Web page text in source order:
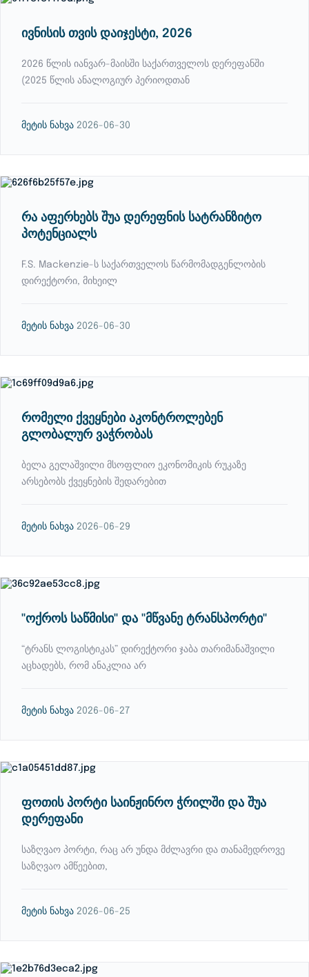
ივნისის თვის დაიჯესტი, 2026
2026 წლის იანვარ-მაისში საქართველოს დერეფანში
(2025 წლის ანალოგიურ პერიოდთან
მეტის ნახვა 2026-06-30
რა აფერხებს შუა დერეფნის სატრანზიტო
პოტენციალს
F.S. Mackenzie-ს საქართველოს წარმომადგენლობის
დირექტორი, მიხეილ
მეტის ნახვა 2026-06-30
რომელი ქვეყნები აკონტროლებენ
გლობალურ ვაჭრობას
ბელა გელაშვილი მსოფლიო ეკონომიკის რუკაზე
არსებობს ქვეყნების შედარებით
მეტის ნახვა 2026-06-29
''ოქროს საწმისი'' და ''მწვანე ტრანსპორტი''
“ტრანს ლოგისტიკას” დირექტორი ჯაბა თარიმანაშვილი
აცხადებს, რომ ანაკლია არ
მეტის ნახვა 2026-06-27
ფოთის პორტი საინჟინრო ჭრილში და შუა
დერეფანი
საზღვაო პორტი, რაც არ უნდა მძლავრი და თანამედროვე
საზღვაო ამწეებით,
მეტის ნახვა 2026-06-25